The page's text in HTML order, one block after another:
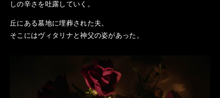
しの辛さを吐露していく。
丘にある墓地に埋葬された夫。
そこにはヴィタリナと神父の姿があった。